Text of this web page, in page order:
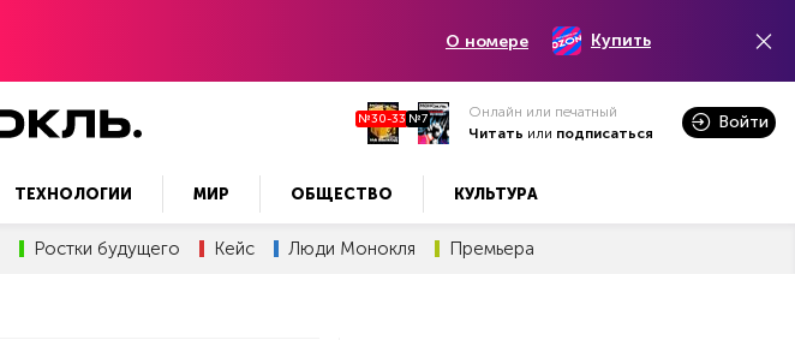
О номере Купить
№30-33 №7
Онлайн или печатный
Читать или подписаться
Войти
ТЕХНОЛОГИИ МИР ОБЩЕСТВО КУЛЬТУРА
Ростки будущего Кейс Люди Монокля Премьера